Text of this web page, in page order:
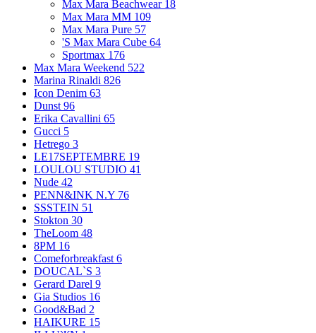
Max Mara Beachwear 18
Max Mara MM 109
Max Mara Pure 57
'S Max Mara Cube 64
Sportmax 176
Max Mara Weekend 522
Marina Rinaldi 826
Icon Denim 63
Dunst 96
Erika Cavallini 65
Gucci 5
Hetrego 3
LE17SEPTEMBRE 19
LOULOU STUDIO 41
Nude 42
PENN&INK N.Y 76
SSSTEIN 51
Stokton 30
TheLoom 48
8PM 16
Comeforbreakfast 6
DOUCAL`S 3
Gerard Darel 9
Gia Studios 16
Good&Bad 2
HAIKURE 15